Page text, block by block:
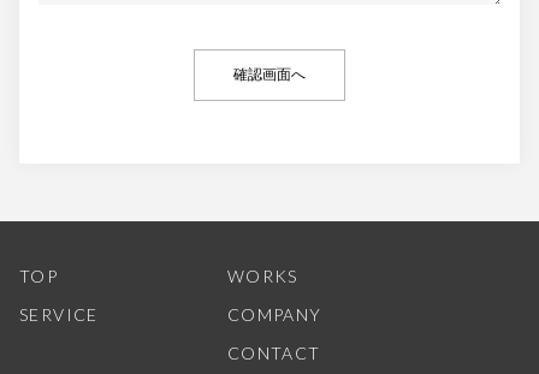
TOP
SERVICE
WORKS
COMPANY
CONTACT